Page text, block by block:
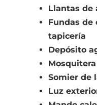
Llantas de
Fundas de
tapicería
Depósito
Somier de
Luz